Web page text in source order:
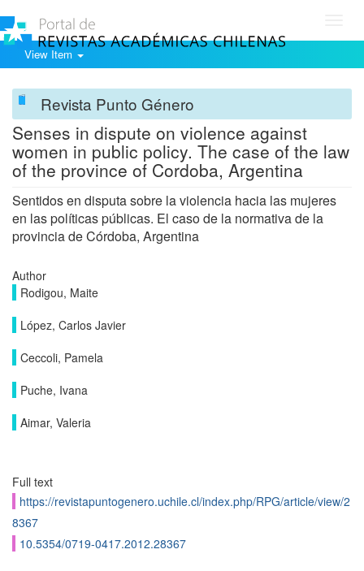
View Item
Revista Punto Género
Senses in dispute on violence against
women in public policy. The case of the law
of the province of Cordoba, Argentina
Sentidos en disputa sobre la violencia hacia las mujeres
en las políticas públicas. El caso de la normativa de la
provincia de Córdoba, Argentina
Author
Rodigou, Maite
López, Carlos Javier
Ceccoli, Pamela
Puche, Ivana
Aimar, Valeria
Full text
https://revistapuntogenero.uchile.cl/index.php/RPG/article/view/2
8367
10.5354/0719-0417.2012.28367